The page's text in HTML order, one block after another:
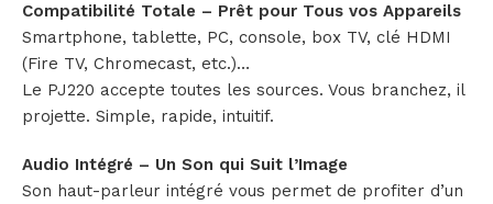
Compatibilité Totale – Prêt pour Tous vos Appareils
Smartphone, tablette, PC, console, box TV, clé HDMI
(Fire TV, Chromecast, etc.)…
Le PJ220 accepte toutes les sources. Vous branchez, il
projette. Simple, rapide, intuitif.
Audio Intégré – Un Son qui Suit l’Image
Son haut-parleur intégré vous permet de profiter d’un